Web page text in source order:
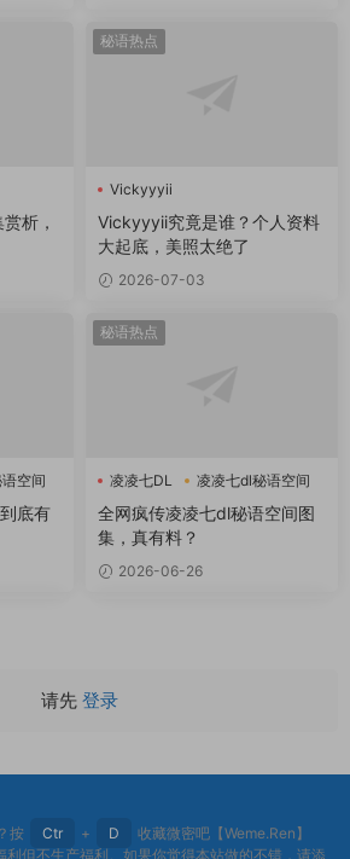
析，
秘语热点
Vickyyyii
Vickyyyii究竟是谁？个人资料
大起底，美照太绝了
2026-07-03
空间
底有
秘语热点
凌凌七DL 凌凌七dl秘语空间
全网疯传凌凌七dl秘语空间图
集，真有料？
2026-06-26
请先 登录
按 Ctr + D
收藏微密吧【Weme.Ren】
利但不生产福利。如果你觉得本站做的不错，请添